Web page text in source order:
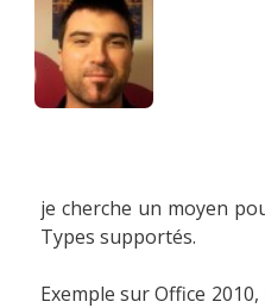
je cherche un moyen
Types supportés.
Exemple sur Office